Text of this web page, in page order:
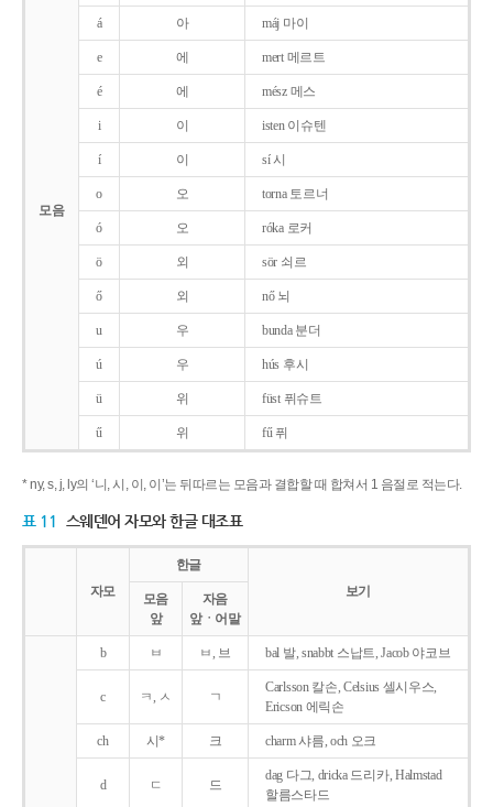
모음
á 아 máj 마이
e 에 mert 메르트
é 에 mész 메스
i 이 isten 이슈텐
í 이 sí 시
o 오 torna 토르너
ó 오 róka 로커
ö 외 sör 쇠르
ő 외 nő 뇌
u 우 bunda 분더
ú 우 hús 후시
ü 위 füst 퓌슈트
ű 위 fű 퓌
* ny, s, j, ly의 ‘니, 시, 이, 이’는 뒤따르는 모음과 결합할 때 합쳐서 1 음절로 적는다.
표 11 스웨덴어 자모와 한글 대조표
자모
한글
보기
모음
앞
자음
앞ㆍ어말
b ㅂ ㅂ, 브 bal 발, snabbt 스납트, Jacob 야코브
c ㅋ, ㅅ ㄱ
Carlsson 칼손, Celsius 셀시우스,
Ericson 에릭손
ch 시* 크 charm 샤름, och 오크
d ㄷ 드
dag 다그, dricka 드리카, Halmstad
할름스타드